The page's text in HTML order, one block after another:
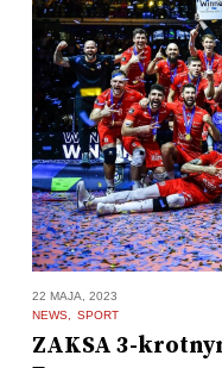
22 MAJA, 2023
NEWS
SPORT
ZAKSA 3-